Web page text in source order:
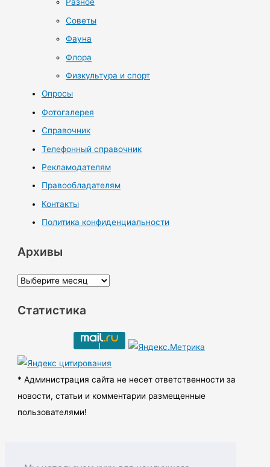
Разное
Советы
Фауна
Флора
Физкультура и спорт
Опросы
Фотогалерея
Справочник
Телефонный справочник
Рекламодателям
Правообладателям
Контакты
Политика конфиденциальности
Архивы
А
х
ы
Статистика
* Администрация сайта не несет ответственности за
новости, статьи и комментарии размещенные
пользователями!